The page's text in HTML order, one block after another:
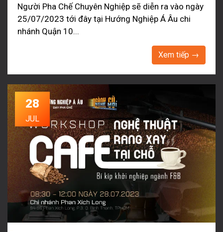
Người Pha Chế Chuyên Nghiệp sẽ diễn ra vào ngày
25/07/2023 tới đây tại Hướng Nghiệp Á Âu chi
nhánh Quận 10...
Xem tiếp →
28
JUL